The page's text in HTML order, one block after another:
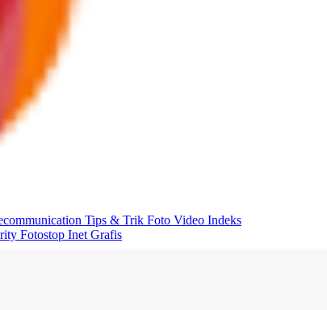
Tips & Trik Foto Video Indeks
Fotostop Inet Grafis